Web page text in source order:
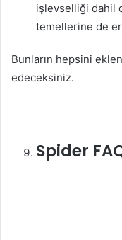
işlevselliği dahil
temellerine de
Bunların hepsini
edeceksiniz.
Spider